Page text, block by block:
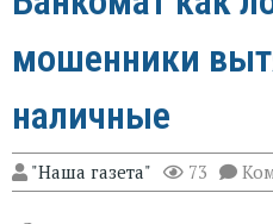
мошенники
наличные
"Наша газета" 73